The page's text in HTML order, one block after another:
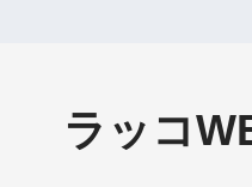
ラッコ